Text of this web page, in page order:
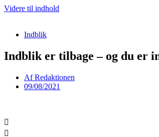
Videre til indhold
Indblik
Indblik er tilbage – og du er
AfRedaktionen
09/08/2021